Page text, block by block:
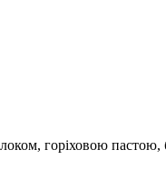
горіховою пастою,